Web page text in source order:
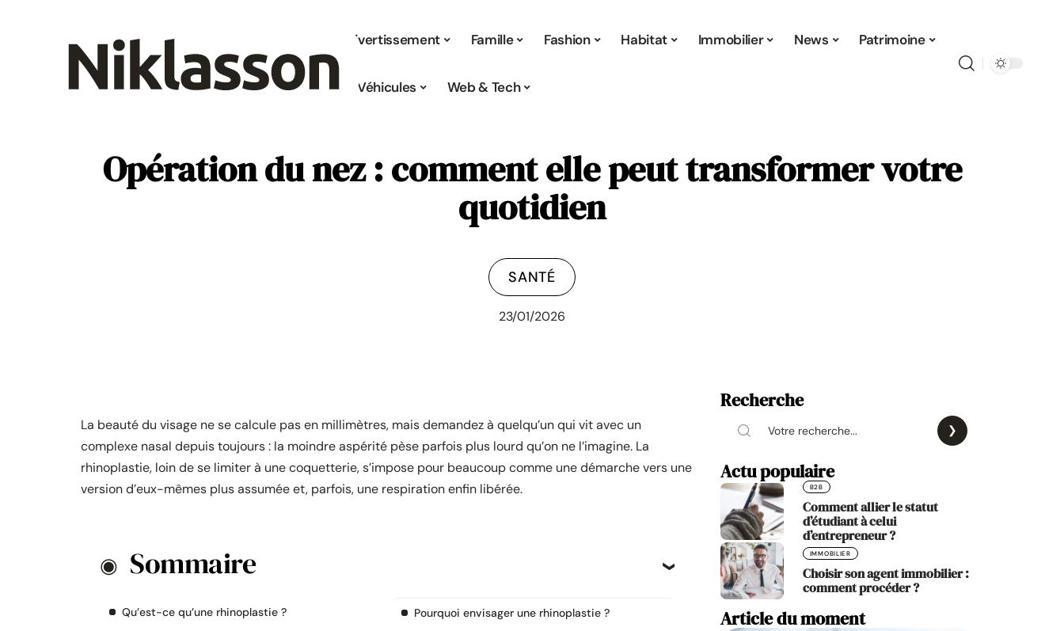
Divertissement Famille Fashion Habitat Immobilier News Patrimoine
Santé Véhicules Web & Tech
Opération du nez : comment elle peut transformer votre
quotidien
SANTÉ
23/01/2026
La beauté du visage ne se calcule pas en millimètres, mais demandez à quelqu’un qui vit avec un
complexe nasal depuis toujours : la moindre aspérité pèse parfois plus lourd qu’on ne l’imagine. La
rhinoplastie, loin de se limiter à une coquetterie, s’impose pour beaucoup comme une démarche vers une
version d’eux-mêmes plus assumée et, parfois, une respiration enfin libérée.
Sommaire
Qu’est-ce qu’une rhinoplastie ? Pourquoi envisager une rhinoplastie ?
Recherche
Actu populaire
B2B
Comment allier le statut
d’étudiant à celui
d’entrepreneur ?
IMMOBILIER
Choisir son agent immobilier :
comment procéder ?
Article du moment